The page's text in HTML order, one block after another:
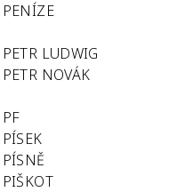
PENÍZE
PETR LUDWIG
PETR NOVÁK
PF
PÍSEK
PÍSNĚ
PIŠKOT